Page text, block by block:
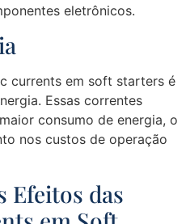
eletrônicos.
currents em soft starters é
Essas correntes
consumo de energia, o
nos custos de operação
Efeitos das